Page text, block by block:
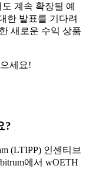
계속 확장될 예
한 발표를 기다려
새로운 수익 상품
세요!
?
(LTIPP) 인센티브
에서 wOETH